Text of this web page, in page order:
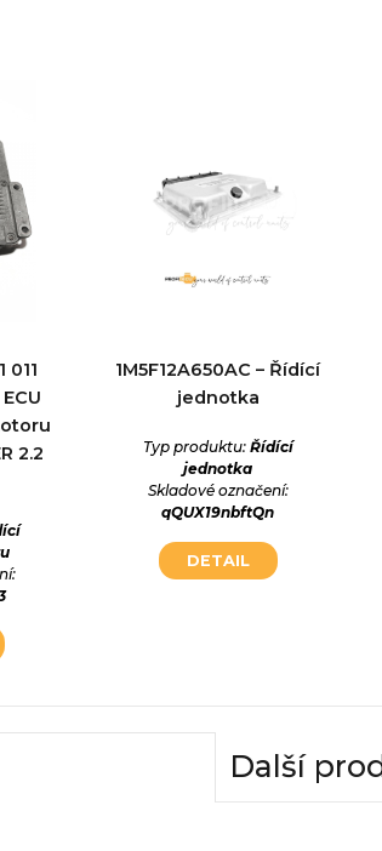
011
2.2
1M5F12A650AC – Řídící
jednotka
Typ produktu: Řídící
jednotka
Skladové označení:
qQUX19nbftQn
DETAIL
Další